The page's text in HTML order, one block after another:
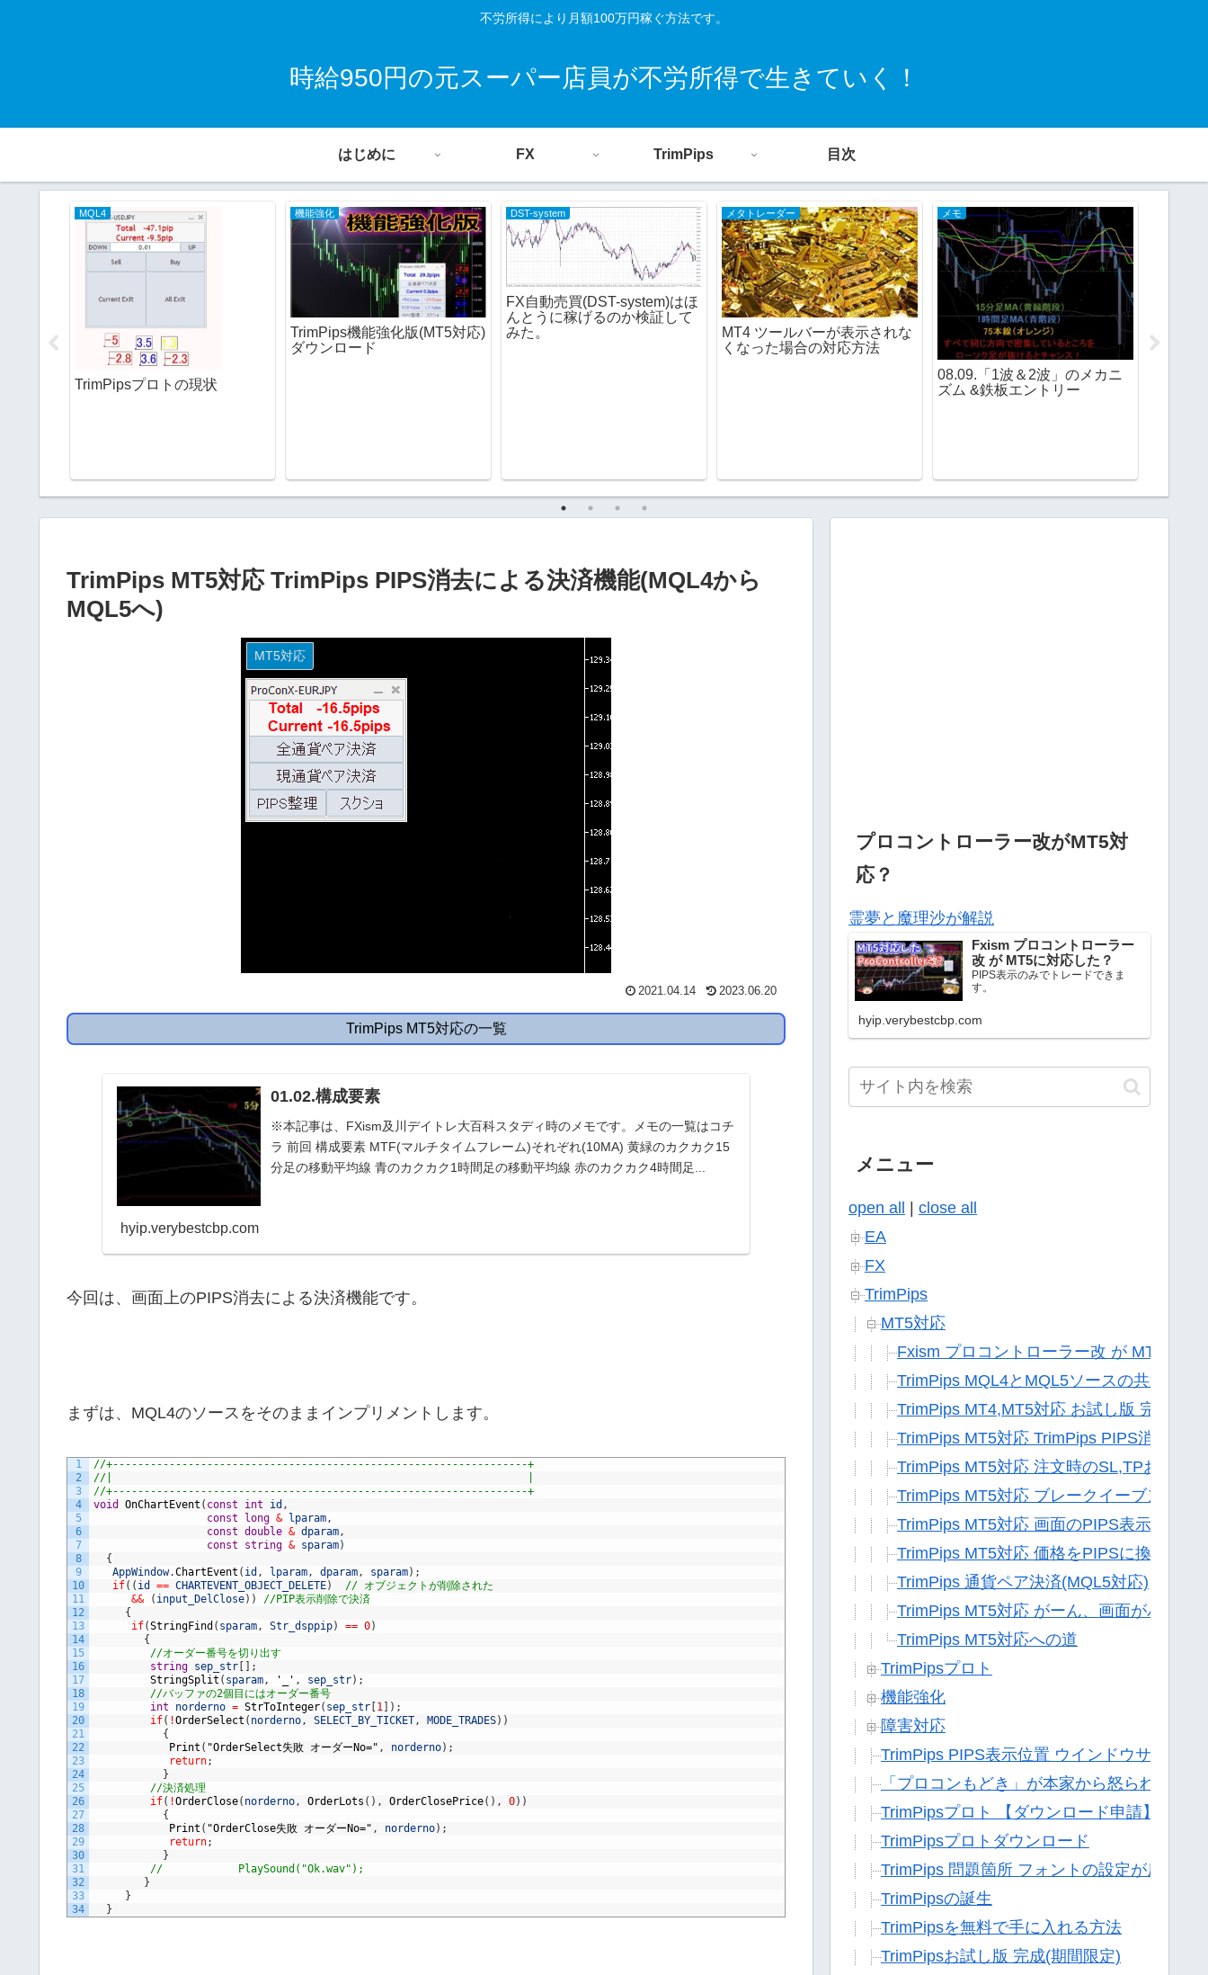
不労所得により月額100万円稼ぐ方法です。
時給950円の元スーパー店員が不労所得で生きていく！
はじめに FX TrimPips 目次
MQL4
TrimPipsプロトの現状
機能強化
TrimPips機能強化版(MT5対応)
ダウンロード
DST-system
FX自動売買(DST-system)はほ
んとうに稼げるのか検証して
みた。
メタトレーダー
MT4 ツールバーが表示されな
くなった場合の対応方法
メモ
08.09.「1波＆2波」のメカニ
ズム &鉄板エントリー
TrimPips MT5対応 TrimPips PIPS消去による決済機能(MQL4から
MQL5へ)
MT5対応
2021.04.14 2023.06.20
TrimPips MT5対応の一覧
01.02.構成要素
※本記事は、FXism及川デイトレ大百科スタディ時のメモです。メモの一覧はコチ
ラ 前回 構成要素 MTF(マルチタイムフレーム)それぞれ(10MA) 黄緑のカクカク15
分足の移動平均線 青のカクカク1時間足の移動平均線 赤のカクカク4時間足...
hyip.verybestcbp.com
今回は、画面上のPIPS消去による決済機能です。
まずは、MQL4のソースをそのままインプリメントします。
1
2
3
4
5
6
7
8
9
10
11
12
13
14
15
16
17
18
19
20
21
22
23
24
25
26
27
28
29
30
31
32
33
34
//+------------------------------------------------------------------+
//|                                                                  |
//+------------------------------------------------------------------+
void
OnChartEvent ( const int id ,
const
long & lparam ,
const double & dparam ,
const
string & sparam)
{
AppWindow.ChartEvent ( id , lparam , dparam , sparam) ;
if( ( id == CHARTEVENT_OBJECT_DELETE)
// オブジェクトが削除された
&&
( input_DelClose) )
//PIP表示削除で決済
{
if(StringFind ( sparam , Str_dsppip) == 0)
{
//オーダー番号を切り出す
string sep_str [ ] ;
StringSplit ( sparam , '_' , sep_str) ;
//バッファの2個目にはオーダー番号
int
norderno = StrToInteger( sep_str [1 ] ) ;
if( !OrderSelect ( norderno , SELECT_BY_TICKET , MODE_TRADES) )
{
Print ( "OrderSelect失敗 オーダーNo=" , norderno) ;
return;
}
//決済処理
if( !OrderClose( norderno , OrderLots ( ) , OrderClosePrice( ) , 0) )
{
Print ( "OrderClose失敗 オーダーNo=" , norderno) ;
return;
}
//            PlaySound("Ok.wav");
}
}
}
プロコントローラー改がMT5対
応？
霊夢と魔理沙が解説
Fxism プロコントローラー
改 が MT5に対応した？
PIPS表示のみでトレードできま
す。
hyip.verybestcbp.com
メニュー
open all
close all
EA
FX
TrimPips
MT5対応
Fxism プロコントローラー改 が MT5に対
TrimPips MQL4とMQL5ソースの共通化(
TrimPips MT4,MT5対応 お試し版 完成
TrimPips MT5対応 TrimPips PIPS消去に
TrimPips MT5対応 注文時のSL,TPおよび
TrimPips MT5対応 ブレークイーブンライ
TrimPips MT5対応 画面のPIPS表示「ラ
TrimPips MT5対応 価格をPIPSに換算する
TrimPips 通貨ペア決済(MQL5対応)
TrimPips MT5対応 がーん、画面がバグる
TrimPips MT5対応への道
TrimPipsプロト
機能強化
障害対応
TrimPips PIPS表示位置 ウインドウサイズの
「プロコンもどき」が本家から怒られました
TrimPipsプロト 【ダウンロード申請】
TrimPipsプロトダウンロード
TrimPips 問題箇所 フォントの設定が反映さ
TrimPipsの誕生
TrimPipsを無料で手に入れる方法
TrimPipsお試し版 完成(期間限定)